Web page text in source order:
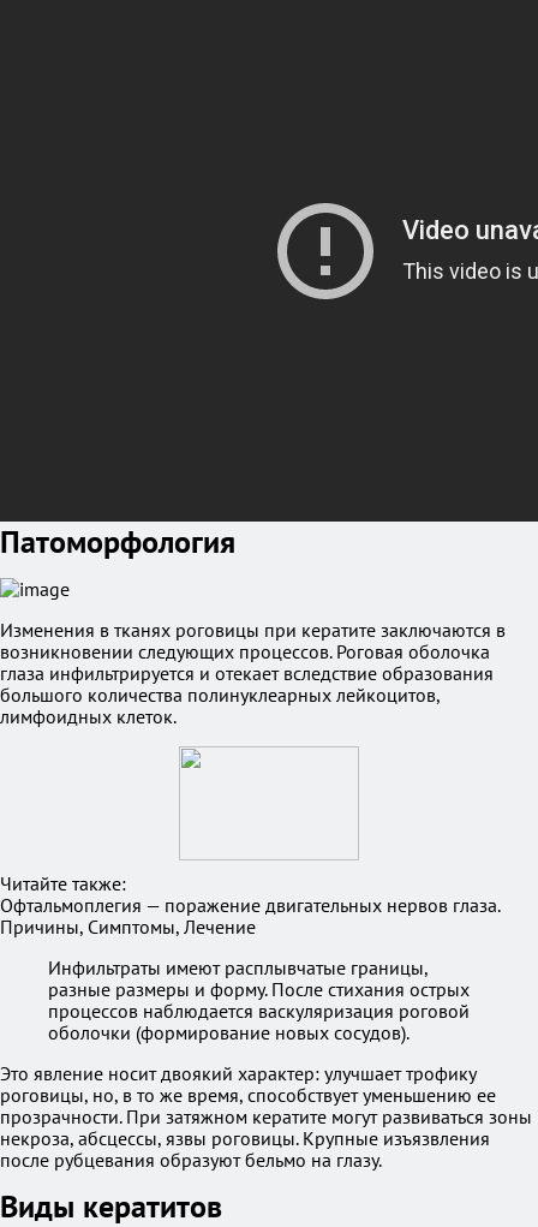
Патоморфология
Изменения в тканях роговицы при кератите заключаются в
возникновении следующих процессов. Роговая оболочка
глаза инфильтрируется и отекает вследствие образования
большого количества полинуклеарных лейкоцитов,
лимфоидных клеток.
Читайте также:
Офтальмоплегия — поражение двигательных нервов глаза.
Причины, Симптомы, Лечение
Инфильтраты имеют расплывчатые границы,
разные размеры и форму. После стихания острых
процессов наблюдается васкуляризация роговой
оболочки (формирование новых сосудов).
Это явление носит двоякий характер: улучшает трофику
роговицы, но, в то же время, способствует уменьшению ее
прозрачности. При затяжном кератите могут развиваться зоны
некроза, абсцессы, язвы роговицы. Крупные изъязвления
после рубцевания образуют бельмо на глазу.
Виды кератитов